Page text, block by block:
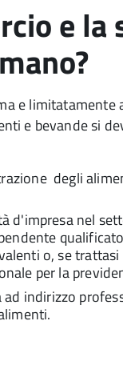
e
e
e bevande si
degli
d'impresa nel
o, se
per la
indirizzo